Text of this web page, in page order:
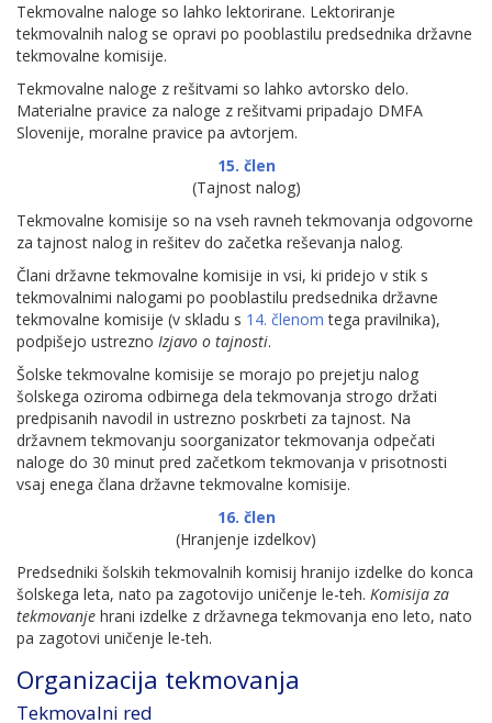
Tekmovalne naloge so lahko lektorirane. Lektoriranje
tekmovalnih nalog se opravi po pooblastilu predsednika državne
tekmovalne komisije.
Tekmovalne naloge z rešitvami so lahko avtorsko delo.
Materialne pravice za naloge z rešitvami pripadajo DMFA
Slovenije, moralne pravice pa avtorjem.
15. člen
(Tajnost nalog)
Tekmovalne komisije so na vseh ravneh tekmovanja odgovorne
za tajnost nalog in rešitev do začetka reševanja nalog.
Člani državne tekmovalne komisije in vsi, ki pridejo v stik s
tekmovalnimi nalogami po pooblastilu predsednika državne
tekmovalne komisije (v skladu s 14. členom tega pravilnika),
podpišejo ustrezno Izjavo o tajnosti.
Šolske tekmovalne komisije se morajo po prejetju nalog
šolskega oziroma odbirnega dela tekmovanja strogo držati
predpisanih navodil in ustrezno poskrbeti za tajnost. Na
državnem tekmovanju soorganizator tekmovanja odpečati
naloge do 30 minut pred začetkom tekmovanja v prisotnosti
vsaj enega člana državne tekmovalne komisije.
16. člen
(Hranjenje izdelkov)
Predsedniki šolskih tekmovalnih komisij hranijo izdelke do konca
šolskega leta, nato pa zagotovijo uničenje le-teh. Komisija za
tekmovanje hrani izdelke z državnega tekmovanja eno leto, nato
pa zagotovi uničenje le-teh.
Organizacija tekmovanja
Tekmovalni red